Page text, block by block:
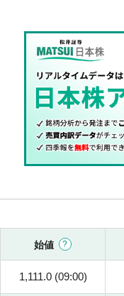
始値
1,111.0 (09:00)